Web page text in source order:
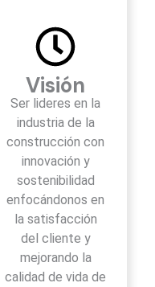
Visión
Ser lideres en la
industria de la
construcción con
innovación y
sostenibilidad
enfocándonos en
la satisfacción
del cliente y
mejorando la
calidad de vida de